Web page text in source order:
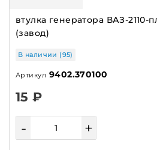
втулка генератора ВАЗ-2110-
(завод)
В наличии (95)
Артикул 9402.370100
15 ₽
- +